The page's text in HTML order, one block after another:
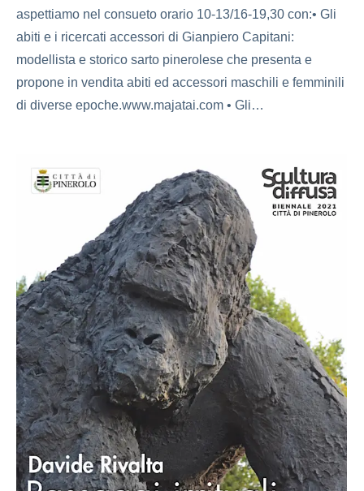
aspettiamo nel consueto orario 10-13/16-19,30 con:• Gli
abiti e i ricercati accessori di Gianpiero Capitani:
modellista e storico sarto pinerolese che presenta e
propone in vendita abiti ed accessori maschili e femminili
di diverse epoche.www.majatai.com • Gli…